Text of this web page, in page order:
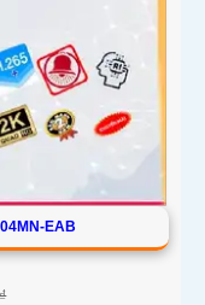
EAB